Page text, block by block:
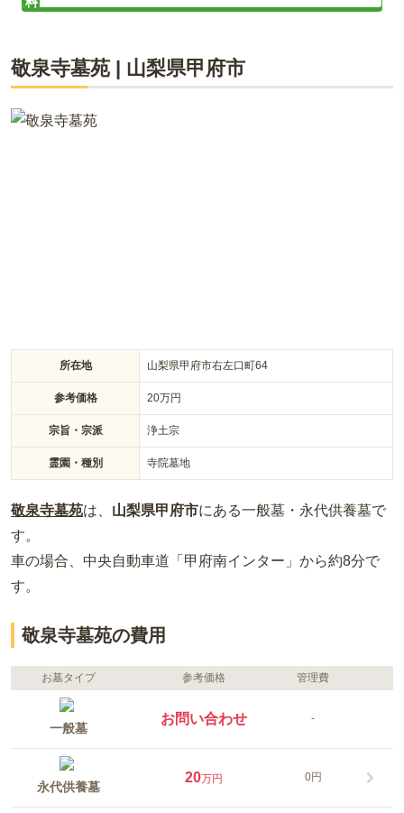
「かわだ霊園」は宗教宗派不問でどなたでも利用可能な霊園で
す。永代供養が付いており、安心して供養を任せられます。お
敬泉寺墓苑 | 山梨県甲府市
所在地 山梨県甲府市右左口町64
参考価格 20万円
宗旨・宗派 浄土宗
霊園・種別 寺院墓地
敬泉寺墓苑は、 山梨県甲府市にある一般墓・永代供養墓で
す。
車の場合 、中央自動車道「甲府南インター」から約8分で
す。
敬泉寺墓苑の費用
お墓タイプ 参考価格 管理費
一般墓
お問い合わせ -
永代供養墓
20万円 0円